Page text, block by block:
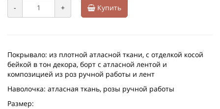
- + Купить
Покрывало: из плотной атласной ткани, с отделкой косой
бейкой в тон декора, борт с атласной лентой и
композицией из роз ручной работы и лент
Наволочка: атласная ткань, розы ручной работы
Размер: